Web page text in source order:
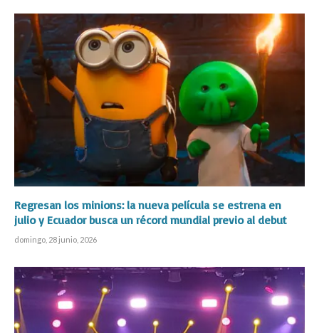
Regresan los minions: la nueva película se estrena en
julio y Ecuador busca un récord mundial previo al debut
domingo, 28 junio, 2026